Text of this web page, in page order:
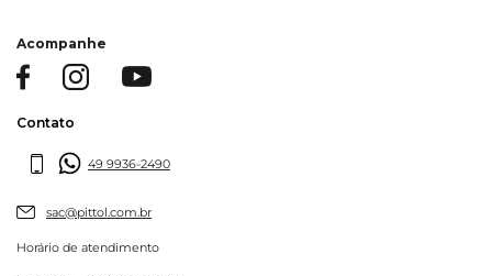
Acompanhe
Contato
49 9936-2490
sac@pittol.com.br
Horário de atendimento